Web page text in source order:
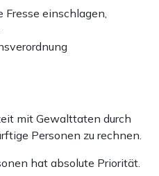
Fresse einschlagen,
mit Gewalttaten durch
Personen zu rechnen.
hat absolute Priorität.